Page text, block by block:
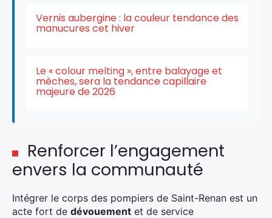
Vernis aubergine : la couleur tendance des
manucures cet hiver
Le « colour melting », entre balayage et
mèches, sera la tendance capillaire
majeure de 2026
Renforcer l’engagement
envers la communauté
Intégrer le corps des pompiers de Saint-Renan est un
acte fort de dévouement et de service
Rechercher
: